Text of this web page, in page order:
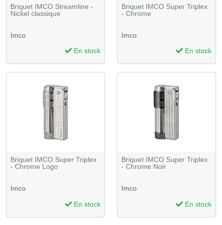
Briquet IMCO Streamline -
Nickel classique
Imco
En stock
Briquet IMCO Super Triplex
- Chrome
Imco
En stock
Briquet IMCO Super Triplex
- Chrome Logo
Imco
En stock
Briquet IMCO Super Triplex
- Chrome Noir
Imco
En stock